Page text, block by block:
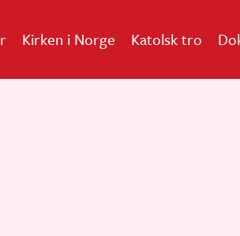
Kirken i Norge Katolsk tro